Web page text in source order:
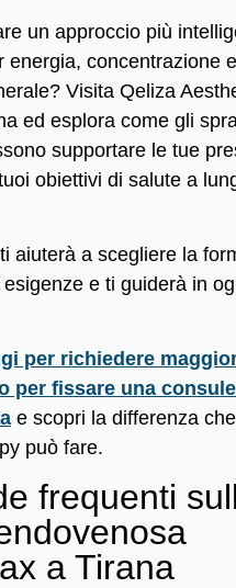
un approccio più
energia, concentrazione e
Visita Qeliza
ed esplora come gli
supportare le tue
obiettivi di salute a
aiuterà a scegliere la
e ti guiderà in
per richiedere
per fissare una
e scopri la differenza
può fare.
frequenti
a Tirana